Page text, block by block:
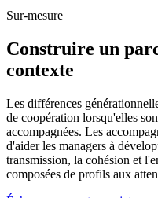
Sur-mesure
Construire un
contexte
Les différences
de coopération lorsqu'elles
accompagnées. Les
d'aider les managers à
transmission, la cohésion et
composées de profils aux